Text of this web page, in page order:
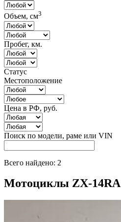
Объем, см3
Пробег, км.
Статус
Местоположение
Цена в РФ, руб.
Поиск по модели, раме или VIN
Всего найдено: 2
Мотоциклы ZX-14RA